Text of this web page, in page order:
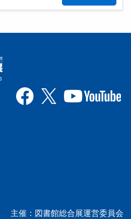
主催：図書館総合展運営委員会